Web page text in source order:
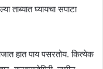
घ्यायचा सपाटा
हात पाय पसरतोय. कित्येक